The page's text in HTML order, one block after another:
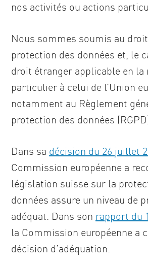
nos activités ou actions
Nous sommes soumis au
protection des données et, le
droit étranger applicable en la
particulier à celui de l’Union
notamment au Règlement
protection des données
Dans sa décision du 26 juillet
Commission européenne a
législation suisse sur la
données assure un niveau de
adéquat. Dans son rapport du
la Commission européenne a
décision d’adéquation.